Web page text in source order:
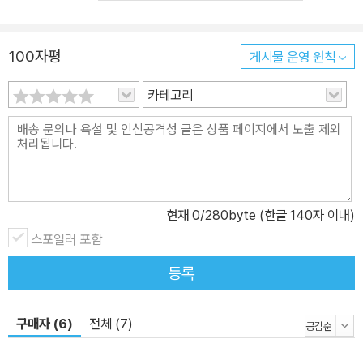
러낸다. 아메드에 따르면 행복은 ‘약속’의 메커니즘을 통해 작동한다.
사회적으로 좋은 것으로 여겨지는 것들을 소유하게 되면 행복할 수
있을 거라는 미래에 대한 약속(미래의 지연)을 통해 힘을 발휘하는 것
이다. 그래서 행복의 약속은 우리를 좋은 삶을 위해 필요하다고 간주
되는 어떤 대상들로 인도하고, 좋은 삶을 어떤 대상들에 가까이 가면
상에 대해 동일한 감정을 공유함으로써 유지되는 정서 공동체로 개념
화하면서 이런 감정적 공간에서 우리가 어떻게 이성애적straight 주
체, 착한 시민이 되는지 다양한 텍스트들을 경유해 이야기한다. 여기
서 권력의 작동은 단지 ‘특정한 행복’ 추구, 이성애적 사랑과 좋은 시
서 이탈하면 다다르게 될 상태에 대한 위협으로서 끊임없이 불행이
100자평 게시물 운영 원칙
카테고리
현재 0/280byte (한글 140자 이내)
스포일러 포함
등록
구매자 (6) 전체 (7)